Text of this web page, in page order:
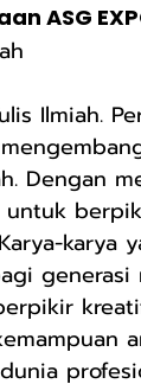
ASG
Ilmiah.
Dengan
karya